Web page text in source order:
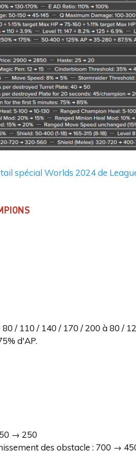
spécial Worlds 2024 de
/ 110 / 140 / 170 / 200 à 80 /
d'AP.
→ 250
des obstacle : 700 →